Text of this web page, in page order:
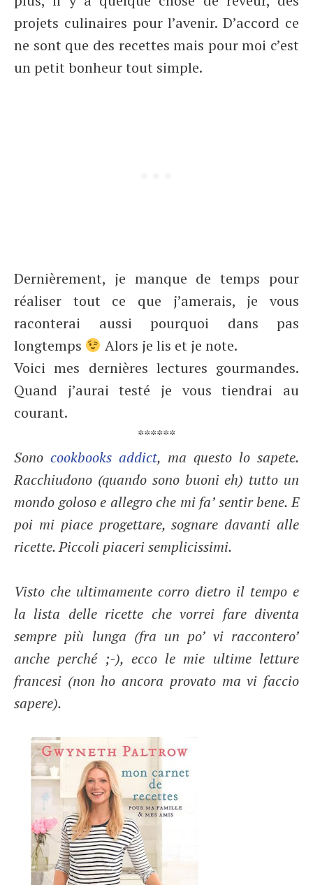
projets culinaires pour l’avenir. D’accord ce
ne sont que des recettes mais pour moi c’est
un petit bonheur tout simple.
Dernièrement, je manque de temps pour
réaliser tout ce que j’amerais, je vous
raconterai aussi pourquoi dans pas
longtemps
Alors je lis et je note.
Voici mes dernières lectures gourmandes.
Quand j’aurai testé je vous tiendrai au
courant.
******
Sono cookbooks addict, ma questo lo sapete.
Racchiudono (quando sono buoni eh) tutto un
mondo goloso e allegro che mi fa’ sentir bene. E
poi mi piace progettare, sognare davanti alle
ricette. Piccoli piaceri semplicissimi.
Visto che ultimamente corro dietro il tempo e
la lista delle ricette che vorrei fare diventa
sempre più lunga (fra un po’ vi raccontero’
anche perché ;-), ecco le mie ultime letture
francesi (non ho ancora provato ma vi faccio
sapere).